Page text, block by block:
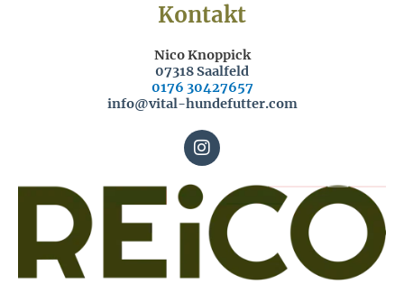
Kontakt
Nico Knoppick
07318 Saalfeld
0176 30427657
info@vital-hundefutter.com
I
n
t
a
g